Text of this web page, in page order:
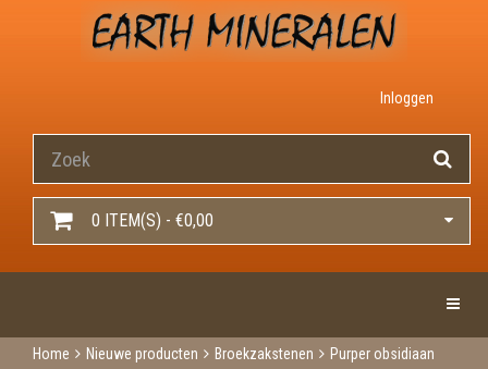
Inloggen
0 ITEM(S) - €0,00
Home Nieuwe producten Broekzakstenen Purper obsidiaan